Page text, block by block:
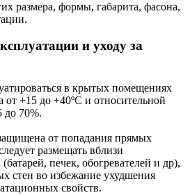
размера, формы, габарита, фасона,
и уходу за
в крытых помещениях
от +15 до +40ºС и относительной
до 70%.
от попадания прямых
размещать вблизи
печек, обогревателей и др),
стен во избежание ухудшения
свойств.